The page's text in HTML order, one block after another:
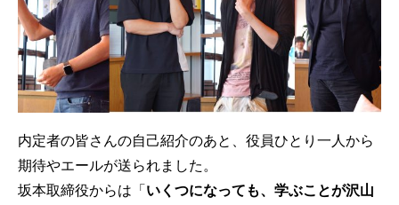
内定者の皆さんの自己紹介のあと、役員ひとり一人から
期待やエールが送られました。
坂本取締役からは「いくつになっても、学ぶことが沢山